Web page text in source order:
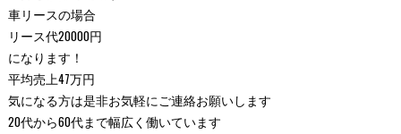
車リースの場合
リース代20000円
になります！
平均売上47万円
気になる方は是非お気軽にご連絡お願いします
20代から60代まで幅広く働いています